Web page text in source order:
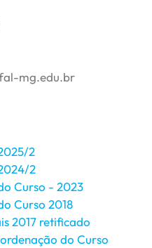
mg.edu.br
2
2
Curso - 2023
Curso 2018
2017 retificado
do Curso